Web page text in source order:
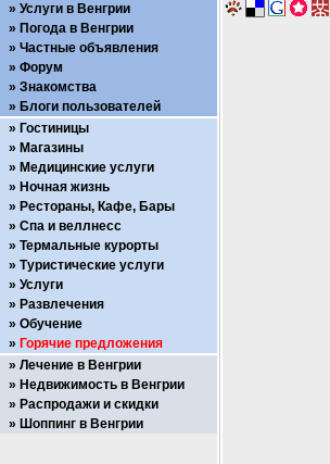
Услуги в Венгрии
Погода в Венгрии
Частные объявления
Форум
Знакомства
Блоги пользователей
Гостиницы
Магазины
Медицинские услуги
Ночная жизнь
Рестораны, Кафе, Бары
Спа и веллнесс
Термальные курорты
Туристические услуги
Услуги
Развлечения
Обучение
Горячие предложения
Лечение в Венгрии
Недвижимость в Венгрии
Распродажи и скидки
Шоппинг в Венгрии